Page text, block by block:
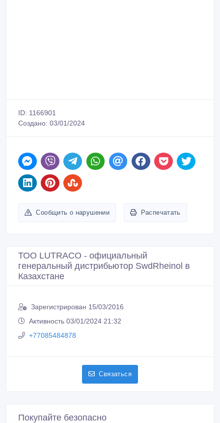
ID: 1166901
Создано: 03/01/2024
Сообщить о нарушении Распечатать
ТОО LUTRACO - официальный
генеральный дистрибьютор SwdRheinol в
Казахстане
Зарегистрирован 15/03/2016
Активность 03/01/2024 21:32
+77085484878
Связаться
Покупайте безопасно